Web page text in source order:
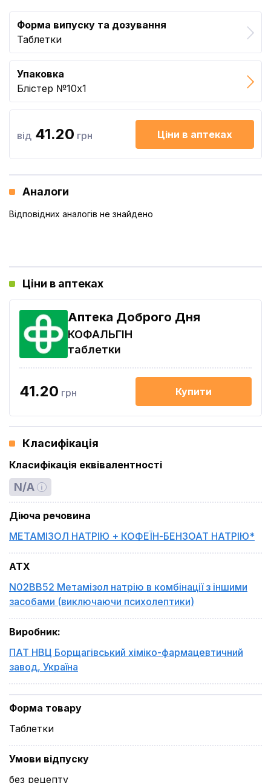
Форма випуску та дозування
Таблетки
Упаковка
Блістер №10x1
від 41.20 грн Ціни в аптеках
Аналоги
Відповідних аналогів не знайдено
Ціни в аптеках
Аптека Доброго Дня
КОФАЛЬГІН
таблетки
41.20 грн Купити
Класифікація
Класифікація еквівалентності
N/A
Діюча речовина
МЕТАМІЗОЛ НАТРІЮ + КОФЕЇН-БЕНЗОАТ НАТРІЮ*
ATX
N02BB52 Метамізол натрію в комбінації з іншими
засобами (виключаючи психолептики)
Виробник:
ПАТ НВЦ Борщагівський хіміко-фармацевтичний
завод, Україна
Форма товару
Таблетки
Умови відпуску
без рецепту